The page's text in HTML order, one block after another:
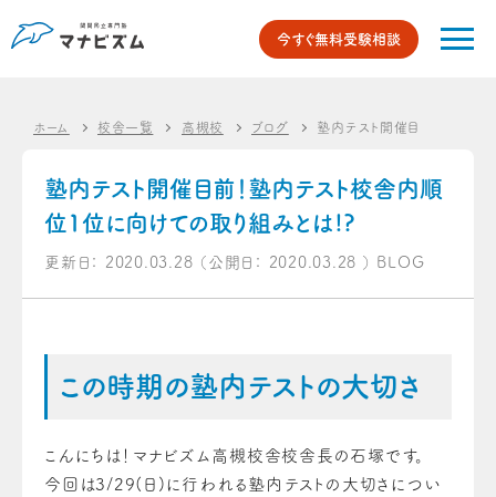
今すぐ無料受験相談
ホーム 校舎一覧 高槻校 ブログ 塾内テスト開催目前！塾内テ
塾内テスト開催目前！塾内テスト校舎内順
位1位に向けての取り組みとは!?
更新日： 2020.03.28 （公開日： 2020.03.28 ） BLOG
この時期の塾内テストの大切さ
こんにちは！マナビズム高槻校舎校舎長の石塚です。
今回は3/29(日)に行われる塾内テストの大切さについ